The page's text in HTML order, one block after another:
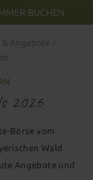
mit Baby
2026
Börse vom
Wald
Angebote und